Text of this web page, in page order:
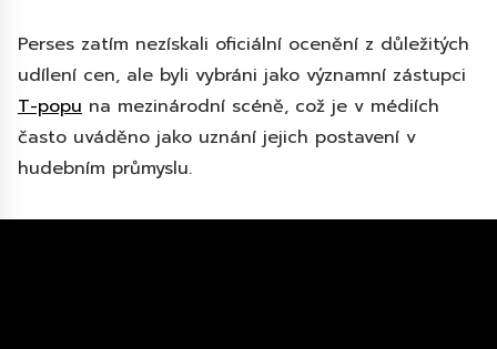
Perses zatím nezískali oficiální ocenění z důležitých
udílení cen, ale byli vybráni jako významní zástupci
T-popu na mezinárodní scéně, což je v médiích
často uváděno jako uznání jejich postavení v
hudebním průmyslu.